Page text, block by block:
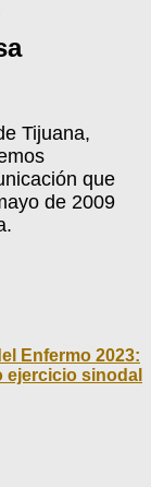
Tijuana,
que
de 2009
Enfermo 2023:
ejercicio sinodal